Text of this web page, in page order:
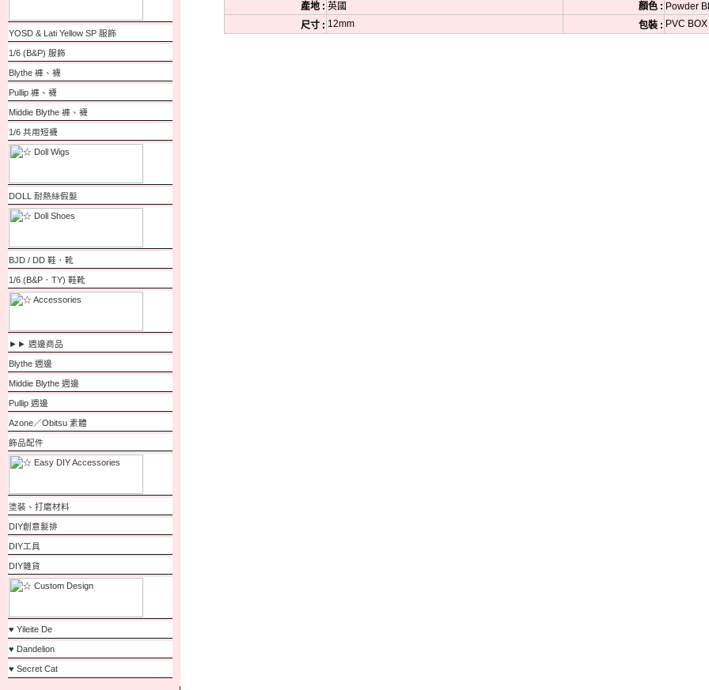
YOSD & Lati Yellow SP 服飾
1/6 (B&P) 服飾
Blythe 褲、襪
Pullip 褲、襪
Middie Blythe 褲、襪
1/6 共用短襪
DOLL 耐熱絲假髮
BJD / DD 鞋．靴
1/6 (B&P．TY) 鞋靴
►► 週邊商品
Blythe 週邊
Middie Blythe 週邊
Pullip 週邊
Azone／Obitsu 素體
飾品配件
塗裝、打磨材料
DIY創意髮排
DIY工具
DIY雜貨
♥ Yileite De
♥ Dandelion
♥ Secret Cat
產地 : 英國 顏色 : Powder
尺寸 : 12mm 包裝 : PVC BOX